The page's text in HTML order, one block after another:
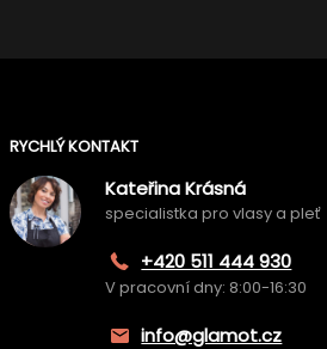
RYCHLÝ KONTAKT
Kateřina Krásná
specialistka pro vlasy a pleť
+420 511 444 930
V pracovní dny: 8:00-16:30
info@glamot.cz